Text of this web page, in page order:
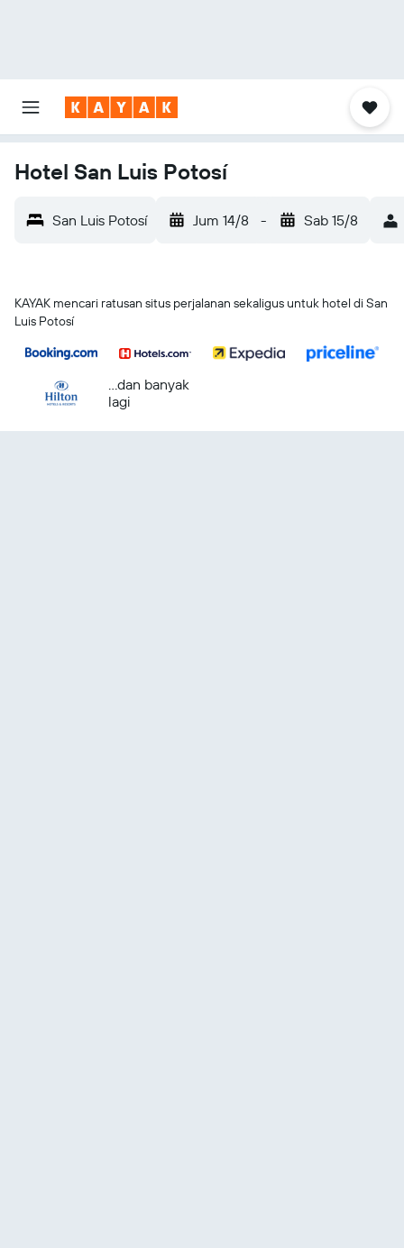
Hotel San Luis Potosí
San Luis Potosí Jum 14/8 - Sab 15/8
KAYAK mencari ratusan situs perjalanan sekaligus untuk hotel di San
Luis Potosí
...dan banyak
lagi